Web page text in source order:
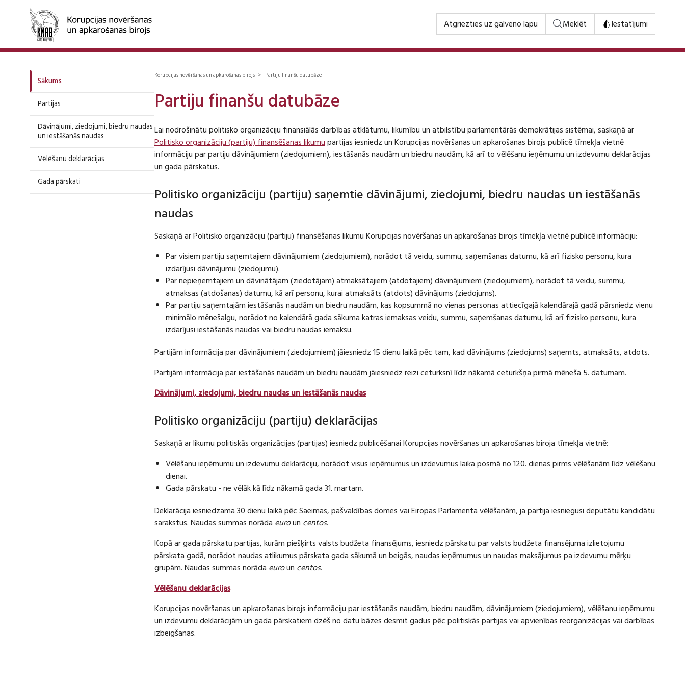
Atgriezties uz galveno lapu Meklēt Iestatījumi
Sākums
Partijas
Dāvinājumi, ziedojumi, biedru naudas
un iestāšanās naudas
Vēlēšanu deklarācijas
Gada pārskati
Korupcijas novēršanas un apkarošanas birojs > Partiju finanšu datubāze
Partiju finanšu datubāze
Lai nodrošinātu politisko organizāciju finansiālās darbības atklātumu, likumību un atbilstību parlamentārās demokrātijas sistēmai, saskaņā ar
Politisko organizāciju (partiju) finansēšanas likumupartijas iesniedz un Korupcijas novēršanas un apkarošanas birojs publicē tīmekļa vietnē
informāciju par partiju dāvinājumiem (ziedojumiem), iestāšanās naudām un biedru naudām, kā arī to vēlēšanu ieņēmumu un izdevumu deklarācijas
un gada pārskatus.
Politisko organizāciju (partiju) saņemtie dāvinājumi, ziedojumi, biedru naudas un iestāšanās
naudas
Saskaņā ar Politisko organizāciju (partiju) finansēšanas likumu Korupcijas novēršanas un apkarošanas birojs tīmekļa vietnē publicē informāciju:
Par visiem partiju saņemtajiem dāvinājumiem (ziedojumiem), norādot tā veidu, summu, saņemšanas datumu, kā arī fizisko personu, kura
izdarījusi dāvinājumu (ziedojumu).
Par nepieņemtajiem un dāvinātājam (ziedotājam) atmaksātajiem (atdotajiem) dāvinājumiem (ziedojumiem), norādot tā veidu, summu,
atmaksas (atdošanas) datumu, kā arī personu, kurai atmaksāts (atdots) dāvinājums (ziedojums).
Par partiju saņemtajām iestāšanās naudām un biedru naudām, kas kopsummā no vienas personas attiecīgajā kalendārajā gadā pārsniedz vienu
minimālo mēnešalgu, norādot no kalendārā gada sākuma katras iemaksas veidu, summu, saņemšanas datumu, kā arī fizisko personu, kura
izdarījusi iestāšanās naudas vai biedru naudas iemaksu.
Partijām informācija par dāvinājumiem (ziedojumiem) jāiesniedz 15 dienu laikā pēc tam, kad dāvinājums (ziedojums) saņemts, atmaksāts, atdots.
Partijām informācija par iestāšanās naudām un biedru naudām jāiesniedz reizi ceturksnī līdz nākamā ceturkšņa pirmā mēneša 5. datumam.
Dāvinājumi, ziedojumi, biedru naudas un iestāšanās naudas
Politisko organizāciju (partiju) deklarācijas
Saskaņā ar likumu politiskās organizācijas (partijas) iesniedz publicēšanai Korupcijas novēršanas un apkarošanas biroja tīmekļa vietnē:
Vēlēšanu ieņēmumu un izdevumu deklarāciju, norādot visus ieņēmumus un izdevumus laika posmā no 120. dienas pirms vēlēšanām līdz vēlēšanu
dienai.
Gada pārskatu - ne vēlāk kā līdz nākamā gada 31. martam.
Deklarācija iesniedzama 30 dienu laikā pēc Saeimas, pašvaldības domes vai Eiropas Parlamenta vēlēšanām, ja partija iesniegusi deputātu kandidātu
sarakstus. Naudas summas norāda euroun centos.
Kopā ar gada pārskatu partijas, kurām piešķirts valsts budžeta finansējums, iesniedz pārskatu par valsts budžeta finansējuma izlietojumu
pārskata gadā, norādot naudas atlikumus pārskata gada sākumā un beigās, naudas ieņēmumus un naudas maksājumus pa izdevumu mērķu
grupām. Naudas summas norāda euroun centos.
Vēlēšanu deklarācijas
Korupcijas novēršanas un apkarošanas birojs informāciju par iestāšanās naudām, biedru naudām, dāvinājumiem (ziedojumiem), vēlēšanu ieņēmumu
un izdevumu deklarācijām un gada pārskatiem dzēš no datu bāzes desmit gadus pēc politiskās partijas vai apvienības reorganizācijas vai darbības
izbeigšanas.